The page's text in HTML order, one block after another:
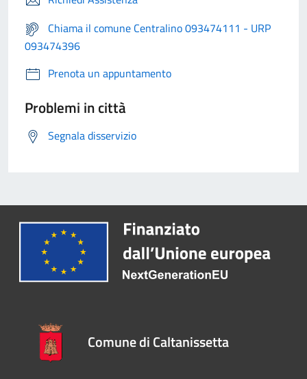
Chiama il comune Centralino 093474111 - URP
093474396
Prenota un appuntamento
Problemi in città
Segnala disservizio
Comune di Caltanissetta